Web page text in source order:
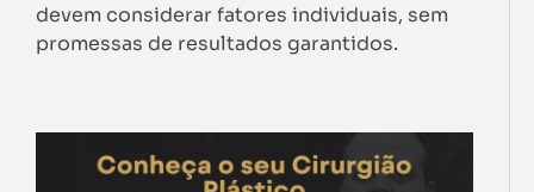
devem considerar fatores individuais, sem
promessas de resultados garantidos.